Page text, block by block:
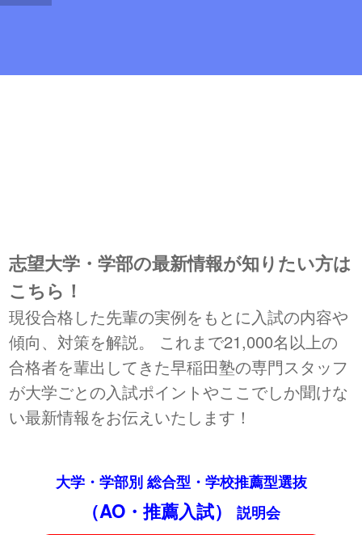
志望大学・学部の最新情報が知りたい方は
こちら！
現役合格した先輩の実例をもとに入試の内容や
傾向、対策を解説。 これまで21,000名以上の
合格者を輩出してきた早稲田塾の専門スタッフ
が大学ごとの入試ポイントやここでしか聞けな
い最新情報をお伝えいたします！
大学・学部別 総合型・学校推薦型選抜
（AO・推薦入試） 説明会